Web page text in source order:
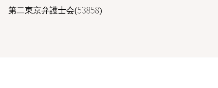
第二東京弁護士会(53858)